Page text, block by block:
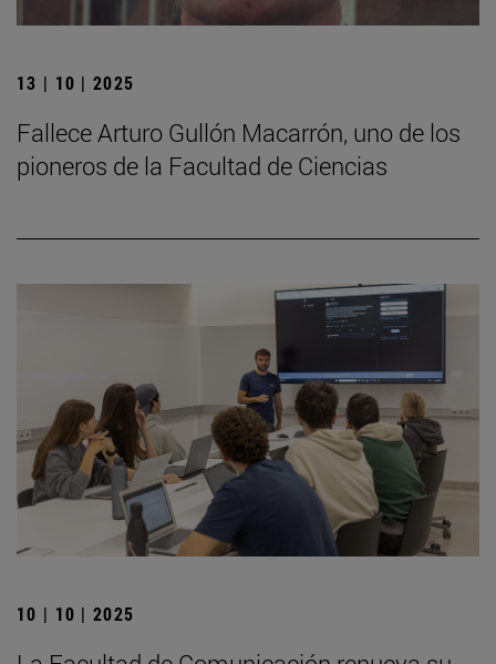
13 | 10 | 2025
Fallece Arturo Gullón Macarrón, uno de los
pioneros de la Facultad de Ciencias
10 | 10 | 2025